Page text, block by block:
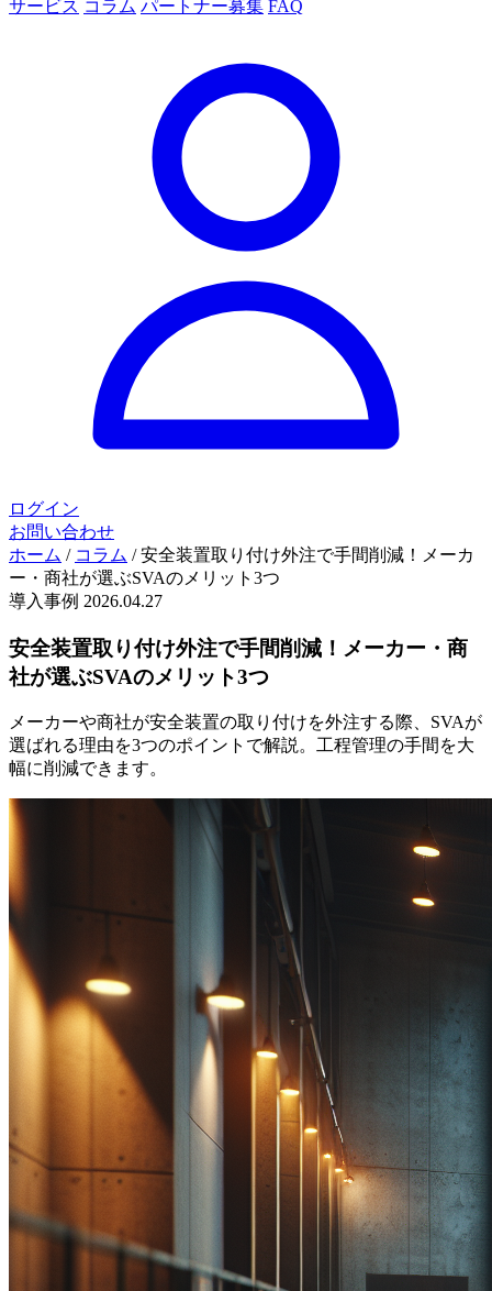
サービス コラム パートナー募集 FAQ
ログイン
お問い合わせ
ホーム / コラム / 安全装置取り付け外注で手間削減！メーカ
ー・商社が選ぶSVAのメリット3つ
導入事例 2026.04.27
安全装置取り付け外注で手間削減！メーカー・商
社が選ぶSVAのメリット3つ
メーカーや商社が安全装置の取り付けを外注する際、SVAが
選ばれる理由を3つのポイントで解説。工程管理の手間を大
幅に削減できます。